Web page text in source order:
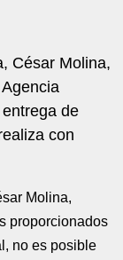
César Molina,
de
con
Molina,
proporcionados
no es posible